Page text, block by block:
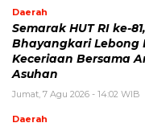
Daerah
Semarak HUT RI ke-
Bhayangkari Lebong
Keceriaan Bersama
Asuhan
Jumat, 7 Agu 2026 - 14:02 WIB
Daerah